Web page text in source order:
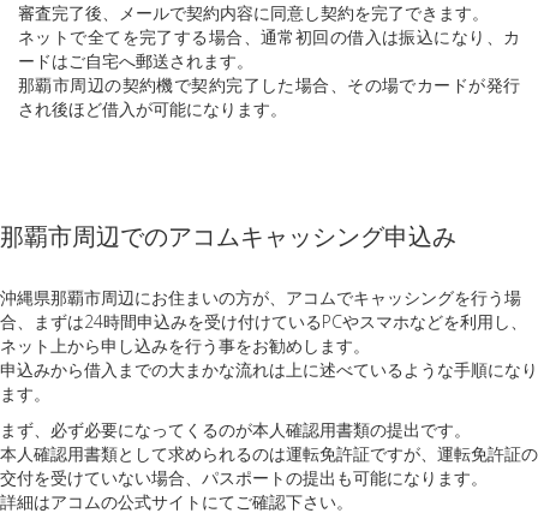
審査完了後、メールで契約内容に同意し契約を完了できます。
ネットで全てを完了する場合、通常初回の借入は振込になり、カ
ードはご自宅へ郵送されます。
那覇市周辺の契約機で契約完了した場合、その場でカードが発行
され後ほど借入が可能になります。
那覇市周辺でのアコムキャッシング申込み
沖縄県那覇市周辺にお住まいの方が、アコムでキャッシングを行う場
合、まずは24時間申込みを受け付けているPCやスマホなどを利用し、
ネット上から申し込みを行う事をお勧めします。
申込みから借入までの大まかな流れは上に述べているような手順になり
ます。
まず、必ず必要になってくるのが本人確認用書類の提出です。
本人確認用書類として求められるのは運転免許証ですが、運転免許証の
交付を受けていない場合、パスポートの提出も可能になります。
詳細はアコムの公式サイトにてご確認下さい。